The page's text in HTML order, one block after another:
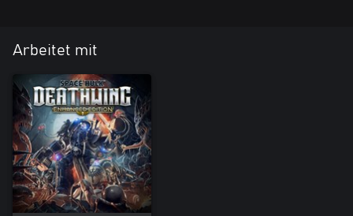
Arbeitet mit